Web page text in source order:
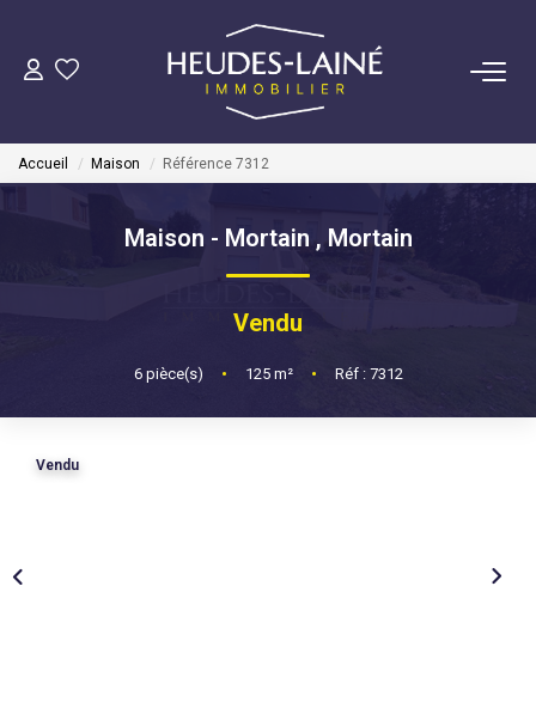
VENDRE
ACHETER
GÉRER
Accueil Maison Référence 7312
Maison - Mortain , Mortain
Vendu
6pièce(s) • 125m² • Réf : 7312
Vendu